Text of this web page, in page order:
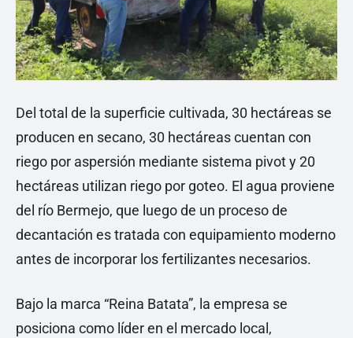
Del total de la superficie cultivada, 30 hectáreas se
producen en secano, 30 hectáreas cuentan con
riego por aspersión mediante sistema pivot y 20
hectáreas utilizan riego por goteo. El agua proviene
del río Bermejo, que luego de un proceso de
decantación es tratada con equipamiento moderno
antes de incorporar los fertilizantes necesarios.
Bajo la marca “Reina Batata”, la empresa se
posiciona como líder en el mercado local,